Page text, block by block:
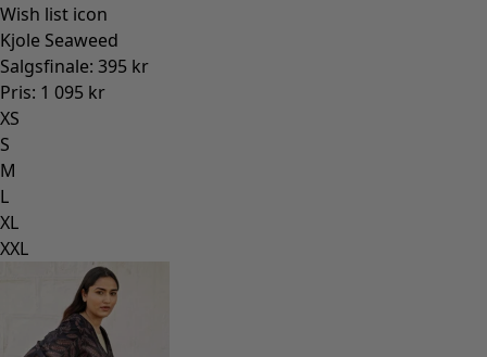
Wish list icon
Kjole Seaweed
Salgsfinale: 395 kr
Pris: 1 095 kr
XS
S
M
L
XL
XXL